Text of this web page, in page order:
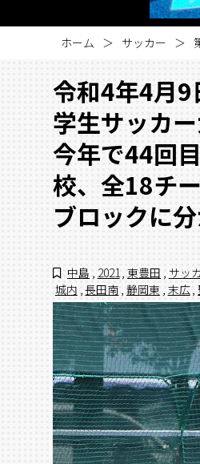
ホーム サッカー
令和4年4月9
学生サッカ
今年で44回
校、全18チ
ブロックに
中島 , 2021, 東豊田 , サッ
城内 ,長田南 , 静岡東 , 末広,